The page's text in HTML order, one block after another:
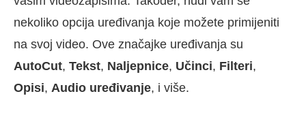
nekoliko opcija uređivanja koje možete primijeniti
na svoj video. Ove značajke uređivanja su
AutoCut, Tekst, Naljepnice, Učinci, Filteri,
Opisi, Audio uređivanje, i više.